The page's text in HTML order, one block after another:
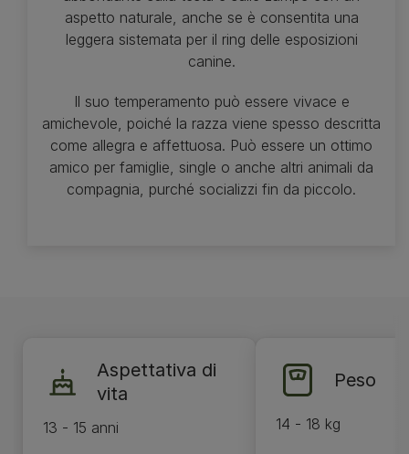
aspetto naturale, anche se è consentita una
leggera sistemata per il ring delle esposizioni
canine.
Il suo temperamento può essere vivace e
amichevole, poiché la razza viene spesso descritta
come allegra e affettuosa. Può essere un ottimo
amico per famiglie, single o anche altri animali da
compagnia, purché socializzi fin da piccolo.
Aspettativa di
vita
13 - 15 anni
Peso
14 - 18 kg